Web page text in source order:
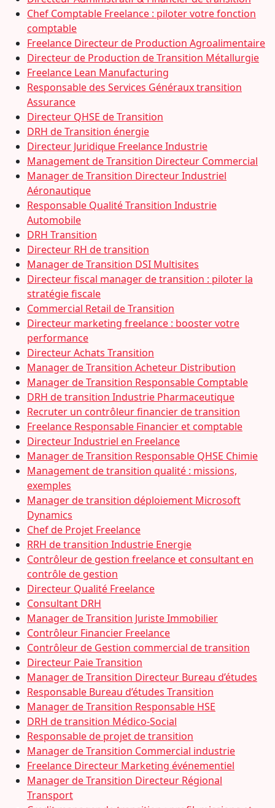
Chef Comptable Freelance : piloter votre fonction
comptable
Freelance Directeur de Production Agroalimentaire
Directeur de Production de Transition Métallurgie
Freelance Lean Manufacturing
Responsable des Services Généraux transition
Assurance
Directeur QHSE de Transition
DRH de Transition énergie
Directeur Juridique Freelance Industrie
Management de Transition Directeur Commercial
Manager de Transition Directeur Industriel
Aéronautique
Responsable Qualité Transition Industrie
Automobile
DRH Transition
Directeur RH de transition
Manager de Transition DSI Multisites
Directeur fiscal manager de transition : piloter la
stratégie fiscale
Commercial Retail de Transition
Directeur marketing freelance : booster votre
performance
Directeur Achats Transition
Manager de Transition Acheteur Distribution
Manager de Transition Responsable Comptable
DRH de transition Industrie Pharmaceutique
Recruter un contrôleur financier de transition
Freelance Responsable Financier et comptable
Directeur Industriel en Freelance
Manager de Transition Responsable QHSE Chimie
Management de transition qualité : missions,
exemples
Manager de transition déploiement Microsoft
Dynamics
Chef de Projet Freelance
RRH de transition Industrie Energie
Contrôleur de gestion freelance et consultant en
contrôle de gestion
Directeur Qualité Freelance
Consultant DRH
Manager de Transition Juriste Immobilier
Contrôleur Financier Freelance
Contrôleur de Gestion commercial de transition
Directeur Paie Transition
Manager de Transition Directeur Bureau d’études
Responsable Bureau d’études Transition
Manager de Transition Responsable HSE
DRH de transition Médico-Social
Responsable de projet de transition
Manager de Transition Commercial industrie
Freelance Directeur Marketing événementiel
Manager de Transition Directeur Régional
Transport